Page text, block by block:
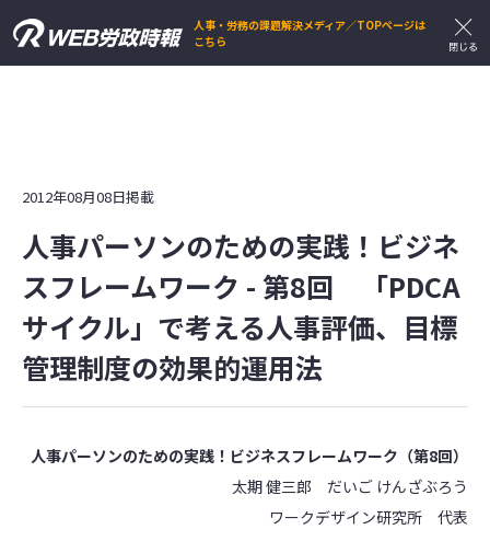
人事・労務の課題解決メディア／TOPページは
こちら
2012年08月08日掲載
人事パーソンのための実践！ビジネ
スフレームワーク - 第8回 「PDCA
サイクル」で考える人事評価、目標
管理制度の効果的運用法
人事パーソンのための実践！ビジネスフレームワーク（第8回）
太期 健三郎 だいご けんざぶろう
ワークデザイン研究所 代表